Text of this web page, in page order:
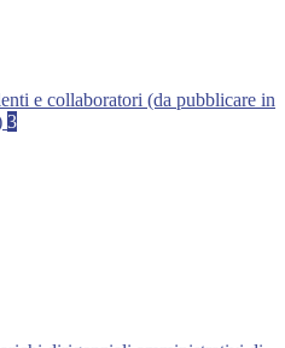
e collaboratori (da pubblicare in
3